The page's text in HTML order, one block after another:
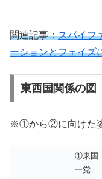
関連記事：スパイフ
ーションとフェイズ
東西国関係の図
※①から②に向けた姿
―
①東国
一党